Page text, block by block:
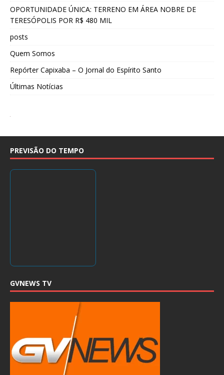
OPORTUNIDADE ÚNICA: TERRENO EM ÁREA NOBRE DE
TERESÓPOLIS POR R$ 480 MIL
posts
Quem Somos
Repórter Capixaba – O Jornal do Espírito Santo
Últimas Notícias
PREVISÃO DO TEMPO
GVNEWS TV